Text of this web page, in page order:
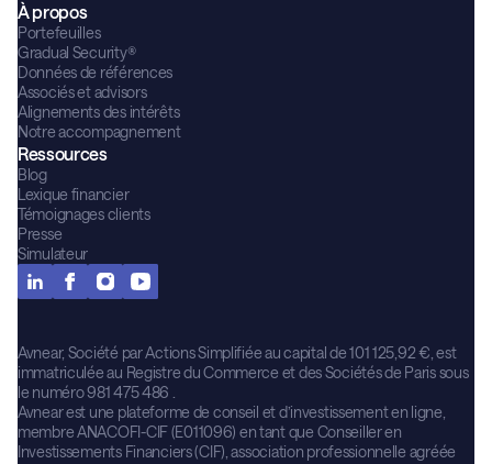
À propos
Portefeuilles
Gradual Security®
Données de références
Associés et advisors
Alignements des intérêts
Notre accompagnement
Ressources
Blog
Lexique financier
Témoignages clients
Presse
Simulateur
Avnear, Société par Actions Simplifiée au capital de 101 125,92 €, est
immatriculée au Registre du Commerce et des Sociétés de Paris sous
le numéro 981 475 486 .
Avnear est une plateforme de conseil et d’investissement en ligne,
membre ANACOFI-CIF (E011096) en tant que Conseiller en
Investissements Financiers (CIF), association professionnelle agréée